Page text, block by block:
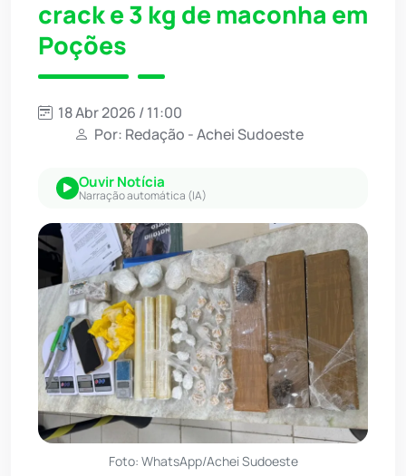
crack e 3 kg de maconha em
Poções
18 Abr 2026 / 11:00
Por: Redação - Achei Sudoeste
Ouvir Notícia
Narração automática (IA)
Foto: WhatsApp/Achei Sudoeste